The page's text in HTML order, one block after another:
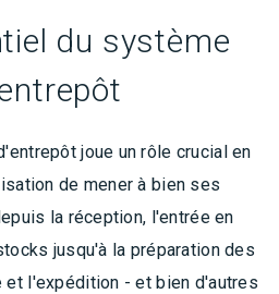
du système
joue un rôle crucial en
de mener à bien ses
la réception, l'entrée en
jusqu'à la préparation des
et l'expédition - et bien d'autres